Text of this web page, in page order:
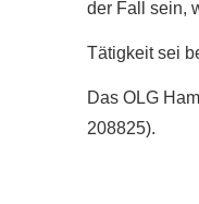
der Fall sein,
Tätigkeit sei
Das OLG
208825).